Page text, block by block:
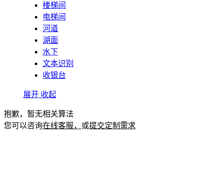
楼梯间
电梯间
河道
湖面
水下
文本识别
收银台
展开 收起
抱歉，暂无相关算法
您可以咨询在线客服， 或提交定制需求